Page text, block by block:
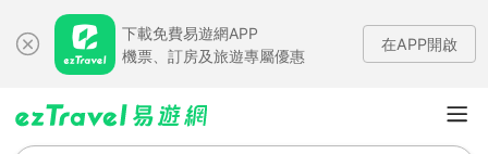
下載免費易遊網APP
機票、訂房及旅遊專屬優惠
在APP開啟